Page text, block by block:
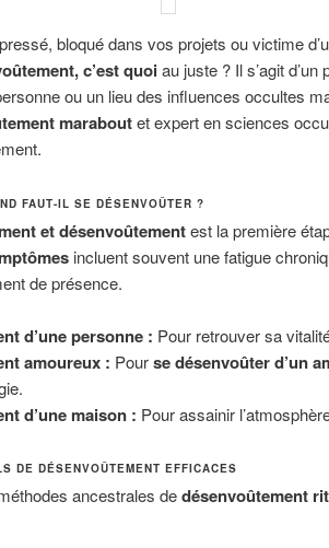
bloqué dans vos projets ou victime
c’est quoiau juste ? Il s’agit
ou un lieu des influences occultes
maraboutet expert en sciences
FAUT-IL SE DÉSENVOÛTER ?
et désenvoûtementest la première
incluent souvent une fatigue
de présence.
d’une personne : Pour retrouver sa
amoureux : Pourse désenvoûter d’un
d’une maison : Pour assainir
DE DÉSENVOÛTEMENT EFFICACES
ancestrales dedésenvoûtement